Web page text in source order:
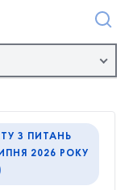
З ПИТАНЬ
2026 РОКУ